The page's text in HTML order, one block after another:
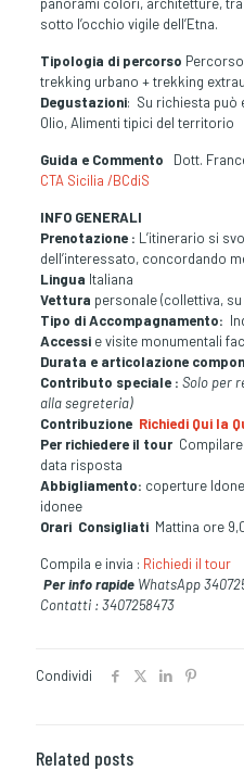
sotto l’occhio vigile dell’Etna.
Tipologia di percorso
trekking urbano + trekking
Degustazioni: Su richiesta può
Olio, Alimenti tipici del territorio
Guida e Commento Dott.
CTA Sicilia /BCdiS
INFO GENERALI
Prenotazione : L’itinerario si
dell’interessato, concordando
Lingua Italiana
Vettura personale (collettiva,
Tipo di Accompagnamento:
Accessi e visite monumentali
Durata e articolazione
Contributo speciale : Solo per
alla segreteria)
Contribuzione Richiedi Qui la
Per richiedere il tourCompilare
data risposta
Abbigliamento: coperture
idonee
Orari Consigliati Mattina ore
Compila e invia : Richiedi il tour
Per info rapide WhatsApp
Contatti : 3407258473
Condividi
Related posts